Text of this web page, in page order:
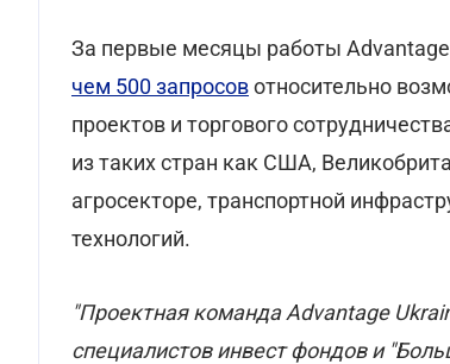
За первые месяцы работы
чем 500 запросовотносительно
проектов и торгового
из таких стран как США,
агросекторе, транспортной
технологий.
"Проектная команда Advantage
специалистов инвест фондов и